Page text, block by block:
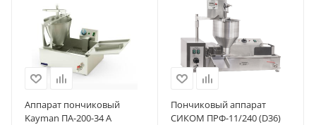
Аппарат пончиковый
Kayman ПА-200-34 А
Пончиковый аппарат
СИКОМ ПРФ-11/240 (D36)